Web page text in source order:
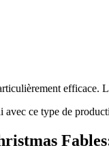
efficace.
ce type de